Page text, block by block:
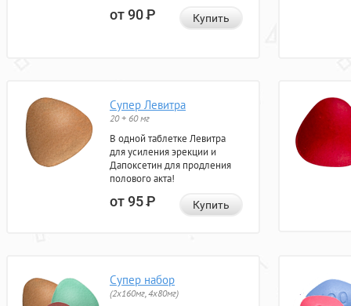
от 90Р Купить
Супер Левитра
20 + 60 мг
В одной таблетке Левитра
для усиления эрекции и
Дапоксетин для продления
полового акта!
от 95Р Купить
Супер набор
(2х160мг, 4х80мг)